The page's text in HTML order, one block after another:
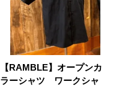
【RAMBLE】オープンカ
ラーシャツ ワークシャ